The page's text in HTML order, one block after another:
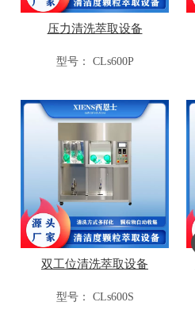
压力清洗萃取设备
型号： CLs600P
双工位清洗萃取设备
型号： CLs600S